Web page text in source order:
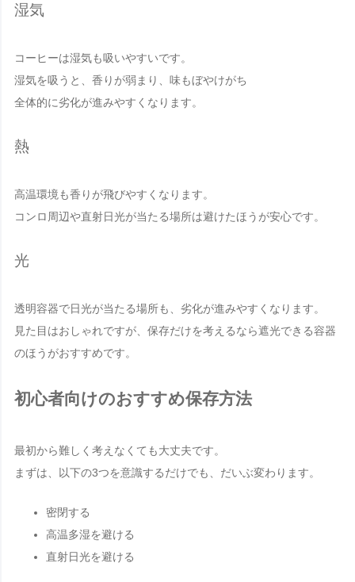
湿気
コーヒーは湿気も吸いやすいです。
湿気を吸うと、香りが弱まり、味もぼやけがち
全体的に劣化が進みやすくなります。
熱
高温環境も香りが飛びやすくなります。
コンロ周辺や直射日光が当たる場所は避けたほうが安心です。
光
透明容器で日光が当たる場所も、劣化が進みやすくなります。
見た目はおしゃれですが、保存だけを考えるなら遮光できる容器
のほうがおすすめです。
初心者向けのおすすめ保存方法
最初から難しく考えなくても大丈夫です。
まずは、以下の3つを意識するだけでも、だいぶ変わります。
密閉する
高温多湿を避ける
直射日光を避ける